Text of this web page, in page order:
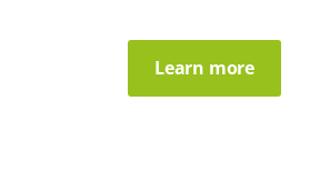
Learn more